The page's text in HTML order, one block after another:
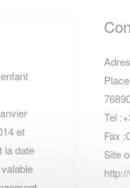
et
la date
Tel
Fax
Site